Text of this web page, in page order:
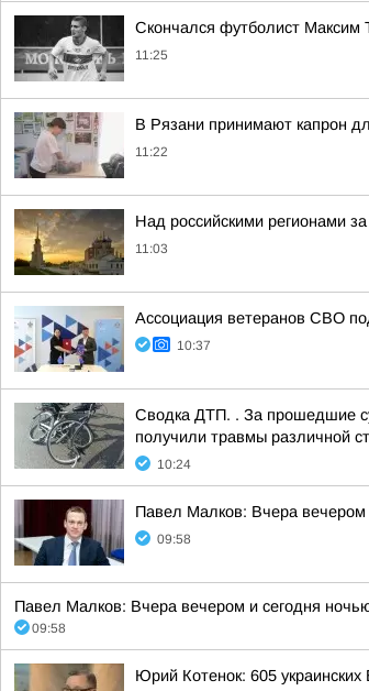
Скончался футболист Максим
11:25
В Рязани принимают капрон
11:22
Над российскими регионами
11:03
Ассоциация ветеранов СВО
10:37
Сводка ДТП. . За прошедшие
получили травмы различной
10:24
Павел Малков: Вчера вечером
09:58
Павел Малков: Вчера вечером и сегодня
09:58
Юрий Котенок: 605